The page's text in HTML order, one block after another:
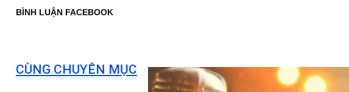
BÌNH LUẬN FACEBOOK
CÙNG CHUYÊN MỤC